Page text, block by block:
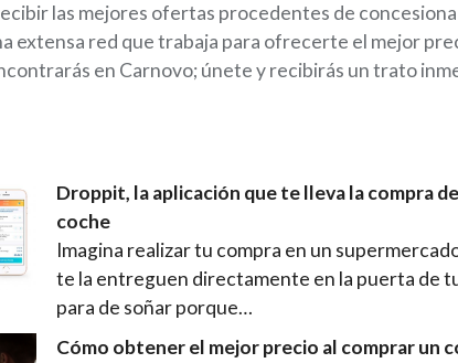
las mejores ofertas procedentes de
extensa red que trabaja para ofrecerte el mejor
en Carnovo; únete y recibirás un trato
Droppit, la aplicación que te lleva la compra
coche
Imagina realizar tu compra en un
te la entreguen directamente en la puerta de
para de soñar porque…
Cómo obtener el mejor precio al comprar un